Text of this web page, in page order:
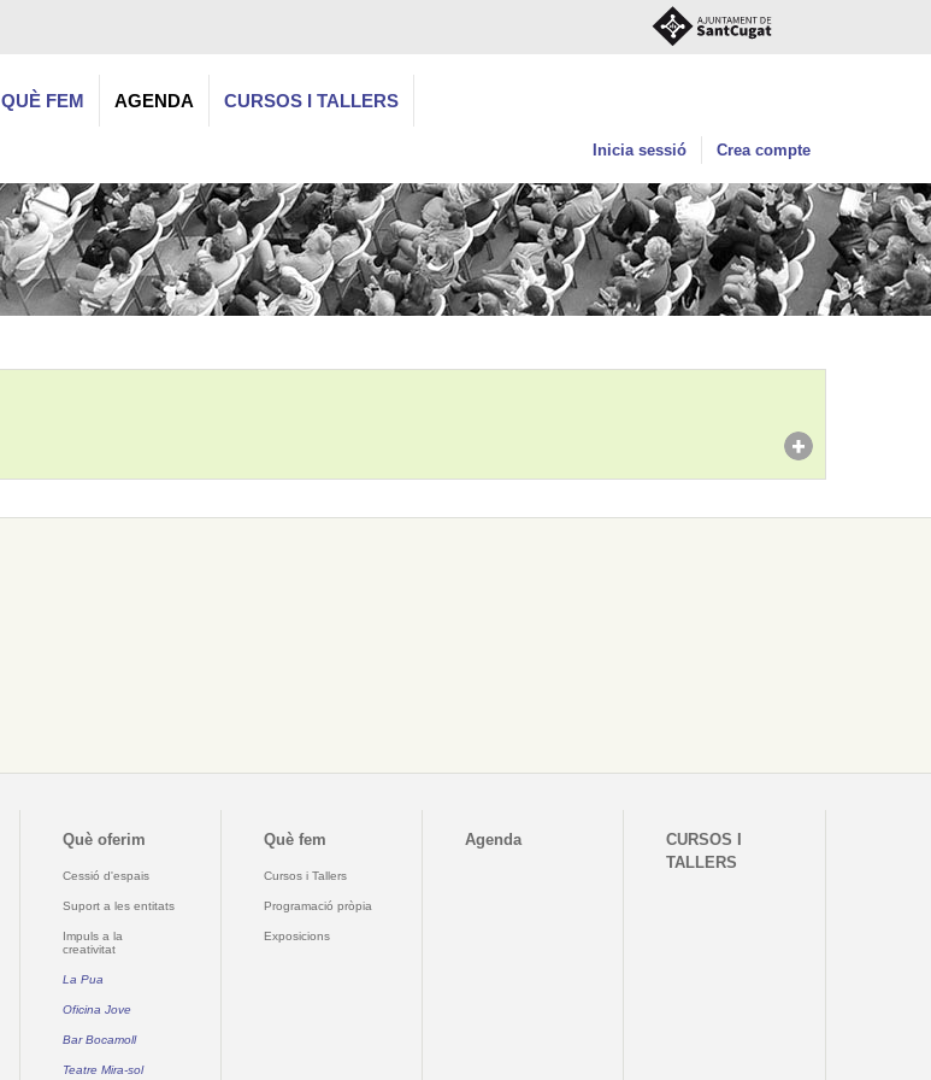
QUÈ FEM AGENDA CURSOS I TALLERS
Inicia sessió Crea compte
Què oferim
Cessió d'espais
Suport a les entitats
Impuls a la
creativitat
La Pua
Oficina Jove
Bar Bocamoll
Teatre Mira-sol
Què fem
Cursos i Tallers
Programació pròpia
Exposicions
Agenda
CURSOS I
TALLERS